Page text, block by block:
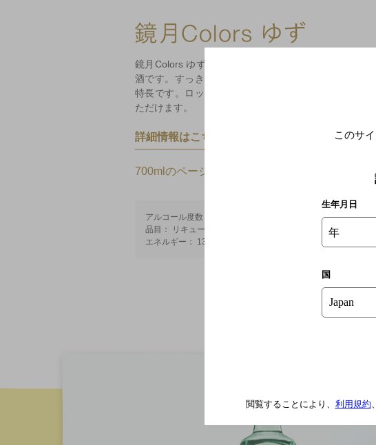
鏡月Colors ゆずは、「鏡月Green」をベースにしたゆ
酒です。すっきりとした果実感が感じられる、爽やか
特長です。ロックや炭酸割りなど、お好きな飲み方で
ただけます。
詳細情報はこちら
700mlのページへ
アルコール度数： 16%
品目： リキュール
エネルギー： 130kcal/100mlあたり
このサ
生年月日
年
国
閲覧することにより、 利用規約、